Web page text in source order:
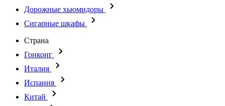
Дорожные хьюмидоры
Сигарные шкафы
Страна
Гонконг
Италия
Испания
Китай